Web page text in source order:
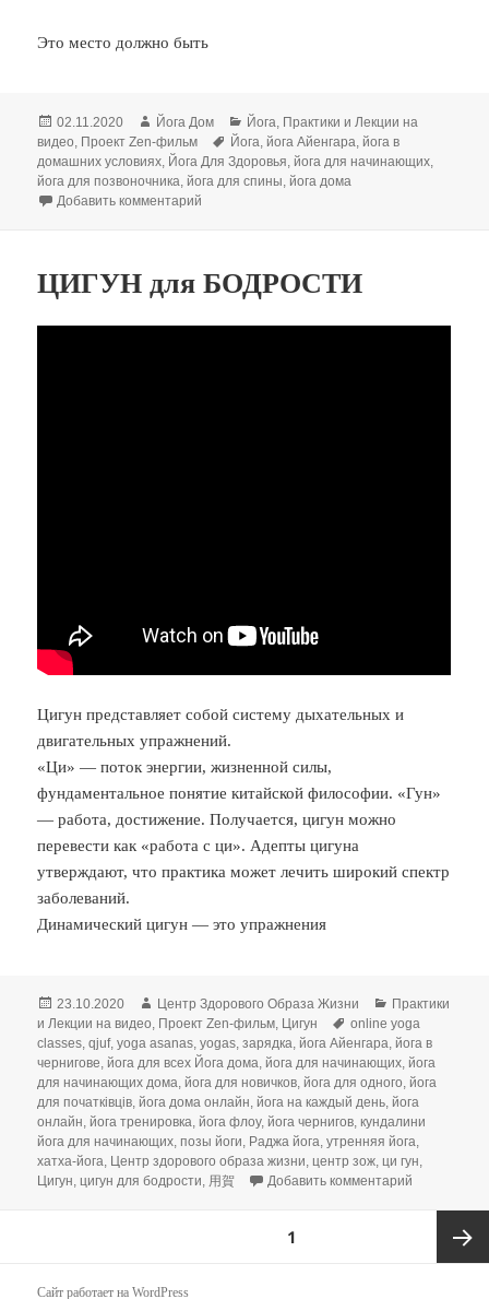
Это место должно быть
Опубликовано
02.11.2020 Автор
Йога Дом Рубрики
Йога Практики и Лекции на
видео Проект Zen-фильм Метки
Йога ,йога Айенгара ,йога в
домашних условиях Йога Для Здоровья ,йога для начинающих
йога для позвоночника ,йога для спины ,йога дома
Добавить комментарий
ЦИГУН для БОДРОСТИ
Цигун представляет собой систему дыхательных и
двигательных упражнений.
«Ци» — поток энергии, жизненной силы,
фундаментальное понятие китайской философии. «Гун»
— работа, достижение. Получается, цигун можно
перевести как «работа с ци». Адепты цигуна
утверждают, что практика может лечить широкий спектр
заболеваний.
Динамический цигун — это упражнения
Опубликовано
23.10.2020 Автор
Центр Здорового Образа Жизни Рубрики
Практики
и Лекции на видео, Проект Zen-фильм, Цигун Метки
online yoga
classes,qjuf,yoga asanas,yogas,зарядка,йога Айенгара,йога в
чернигове,йога для всех Йога дома,йога для начинающих,йога
для начинающих дома,йога для новичков,йога для одного,йога
для початківців,йога дома онлайн,йога на каждый день,йога
онлайн,йога тренировка,йога флоу,йога чернигов,кундалини
йога для начинающих,позы йоги, Раджа йога,утренняя йога,
хатха-йога, Центр здорового образа жизни,центр зож,ци гун,
Цигун,цигун для бодрости, 用賀 Добавить комментарий
1
Сайт работает на WordPress